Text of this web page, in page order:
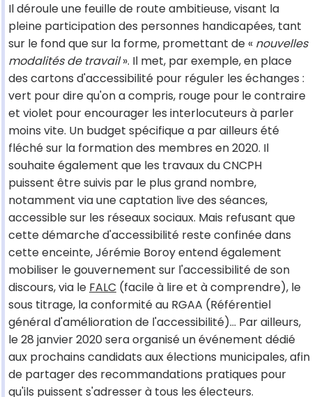
Il déroule une feuille de route ambitieuse, visant la
pleine participation des personnes handicapées, tant
sur le fond que sur la forme, promettant de « nouvelles
modalités de travail». Il met, par exemple, en place
des cartons d'accessibilité pour réguler les échanges :
vert pour dire qu'on a compris, rouge pour le contraire
et violet pour encourager les interlocuteurs à parler
moins vite. Un budget spécifique a par ailleurs été
fléché sur la formation des membres en 2020. Il
souhaite également que les travaux du CNCPH
puissent être suivis par le plus grand nombre,
notamment via une captation live des séances,
accessible sur les réseaux sociaux. Mais refusant que
cette démarche d'accessibilité reste confinée dans
cette enceinte, Jérémie Boroy entend également
mobiliser le gouvernement sur l'accessibilité de son
discours, via le FALC (facile à lire et à comprendre), le
sous titrage, la conformité au RGAA (Référentiel
général d'amélioration de l'accessibilité)... Par ailleurs,
le 28 janvier 2020 sera organisé un événement dédié
aux prochains candidats aux élections municipales, afin
de partager des recommandations pratiques pour
qu'ils puissent s'adresser à tous les électeurs.